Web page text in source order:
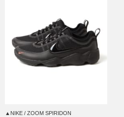
▲NIKE / ZOOM SPIRIDON